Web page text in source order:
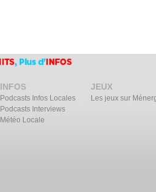
INFOS
Podcasts Infos Locales
Podcasts Interviews
Météo Locale
JEUX
Les jeux sur